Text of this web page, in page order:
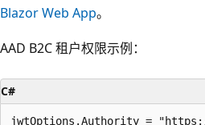
Blazor Web App。
AAD B2C 租户权限示例：
C#